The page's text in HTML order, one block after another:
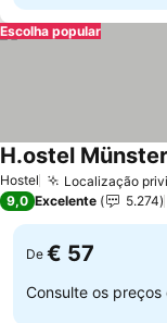
Escolha popular
Hostel Localização
H.ostel Münster
9,0 Excelente 5.274
De € 57
Consulte os preços